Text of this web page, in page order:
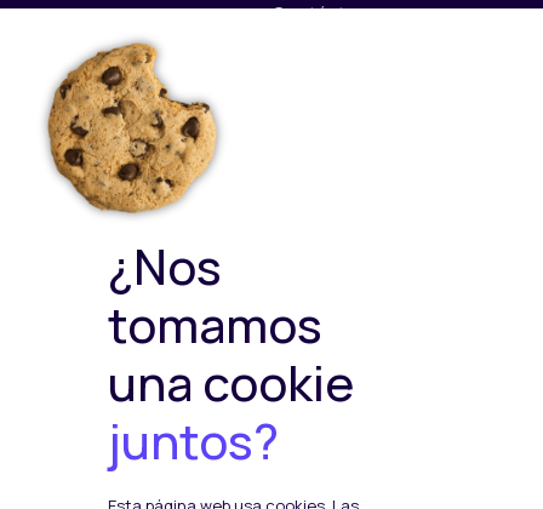
Contáctanos​
Políticas
Política Privacidad
Política de Cookies
Política de ventas y
devoluciones
Medioambiente
Política de Seguridad de la
Información
Plataformas de pago
¿Nos
tomamos
una cookie
juntos?